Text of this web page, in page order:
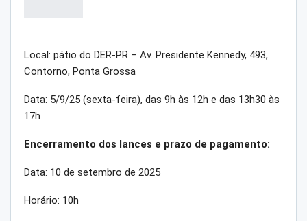
Local: pátio do DER-PR – Av. Presidente Kennedy, 493,
Contorno, Ponta Grossa
Data: 5/9/25 (sexta-feira), das 9h às 12h e das 13h30 às
17h
Encerramento dos lances e prazo de pagamento:
Data: 10 de setembro de 2025
Horário: 10h